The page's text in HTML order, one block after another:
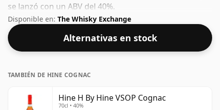
se lanzó con un ABV del 40%.
Disponible en: The Whisky Exchange
Alternativas en stock
TAMBIÉN DE HINE COGNAC
Hine H By Hine VSOP Cognac
70cl • 40%